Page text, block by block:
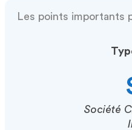
Les points importants
Société